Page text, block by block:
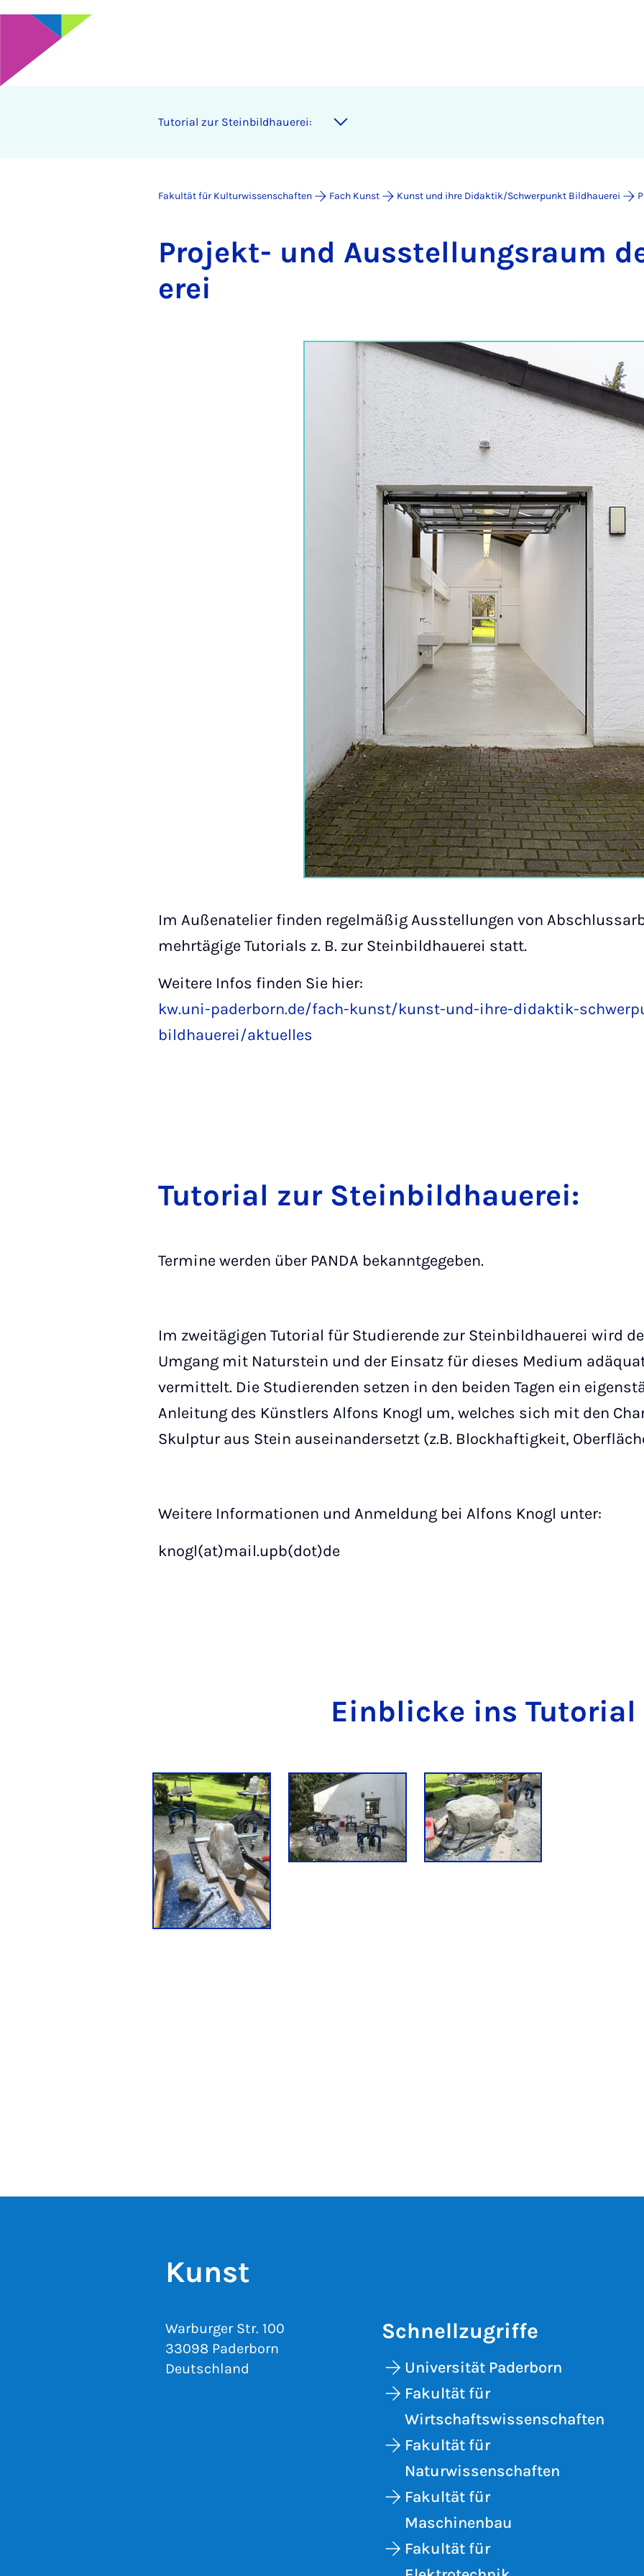
Tu­to­ri­al zur Stein­­bild­hau­e­rei:
Fakultät für Kulturwissenschaften Fach Kunst Kunst und ihre Didaktik/Schwerpunkt Bildhauerei
Pro­jekt- und Ausstel­lungs­raum
e­rei
Im Außenatelier finden regelmäßig Ausstellungen von
mehrtägige Tutorials z. B. zur Steinbildhauerei statt.
Weitere Infos finden Sie hier:
kw.uni-paderborn.de/fach-kunst/kunst-und-ihre-didaktik-
bildhauerei/aktuelles
Tu­to­ri­al zur Stein­­bild­hau­e­rei:
Termine werden über PANDA bekanntgegeben.
Im zweitägigen Tutorial für Studierende zur Steinbildhauerei wird
Umgang mit Naturstein und der Einsatz für dieses Medium
vermittelt. Die Studierenden setzen in den beiden Tagen ein
Anleitung des Künstlers Alfons Knogl um, welches sich mit den
Skulptur aus Stein auseinandersetzt (z.B. Blockhaftigkeit,
Weitere Informationen und Anmeldung bei Alfons Knogl unter:
knogl(at)mail.upb(dot)de
Einblicke ins Tutorial
Kunst
Warburger Str. 100
33098 Paderborn
Deutschland
Schnellzugriffe
Universität Paderborn
Fakultät für
Wirtschaftswissenschaften
Fakultät für
Naturwissenschaften
Fakultät für
Maschinenbau
Fakultät für